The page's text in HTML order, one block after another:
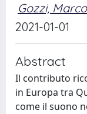
Gozzi, Marco
2021-01-01
Abstract
Il contributo
in Europa tra
come il suono